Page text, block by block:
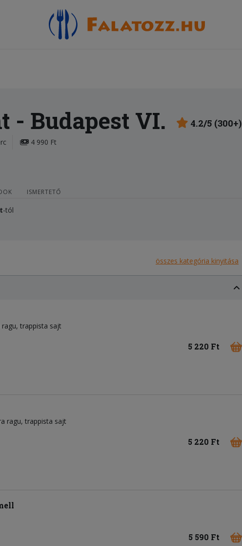
- Budapest VI. 4.2/5 (300+)
4 990 Ft
ISMERTETŐ
-tól
összes kategória kinyitása
trappista sajt
5 220 Ft
ragu trappista sajt
5 220 Ft
5 590 Ft